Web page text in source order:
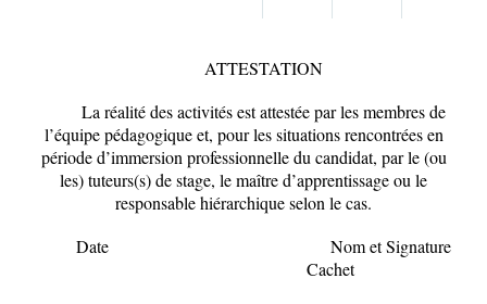
ATTESTATION
La réalité des activités est attestée par les membres de
l’équipe pédagogique et, pour les situations rencontrées en
période d’immersion professionnelle du candidat, par le (ou
les) tuteurs(s) de stage, le maître d’apprentissage ou le
responsable hiérarchique selon le cas.
Date Nom et Signature
Cachet